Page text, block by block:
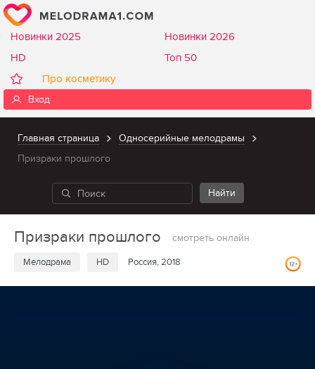
Новинки 2025
Новинки 2026
HD
Топ 50
Про косметику
Вход
Главная страница
Односерийные мелодрамы
Призраки прошлого
Призраки прошлого смотреть онлайн
Мелодрама HD Россия, 2018